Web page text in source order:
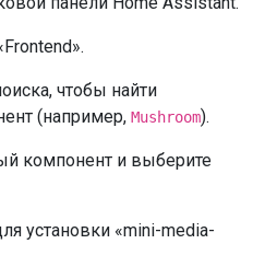
чтобы найти
(например, Mushroom).
компонент и выберите
установки «mini-media-